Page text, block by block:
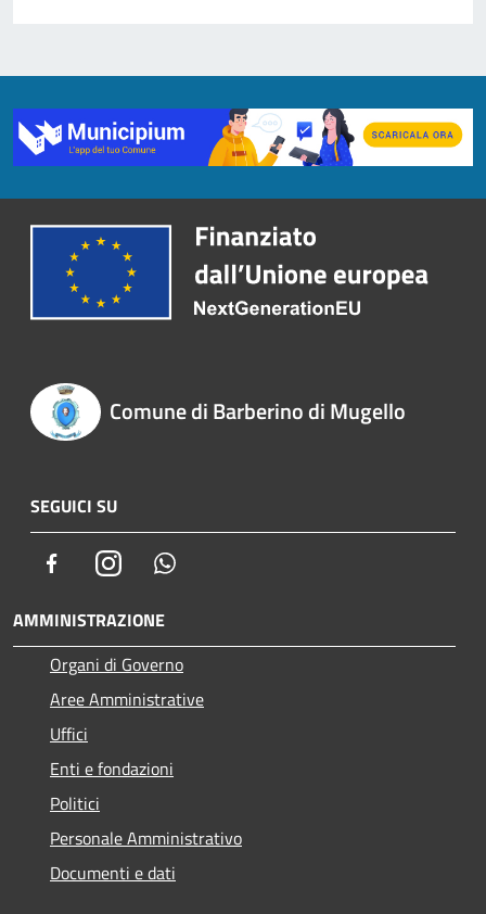
Comune di Barberino di Mugello
SEGUICI SU
FacebookInstagram
AMMINISTRAZIONE
Organi di Governo
Aree Amministrative
Uffici
Enti e fondazioni
Politici
Personale Amministrativo
Documenti e dati